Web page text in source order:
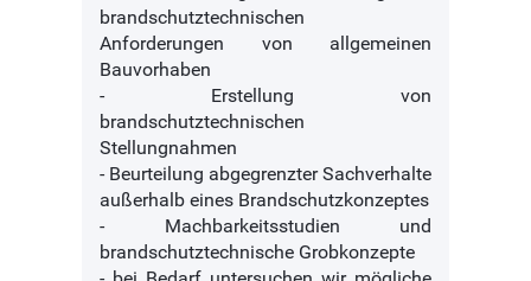
brandschutztechnischen
Anforderungen von allgemeinen
Bauvorhaben
- Erstellung von
brandschutztechnischen
Stellungnahmen
- Beurteilung abgegrenzter Sachverhalte
außerhalb eines Brandschutzkonzeptes
- Machbarkeitsstudien und
brandschutztechnische Grobkonzepte